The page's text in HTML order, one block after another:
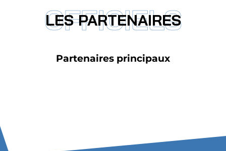
OFFICIELS
LES PARTENAIRES
Partenaires principaux